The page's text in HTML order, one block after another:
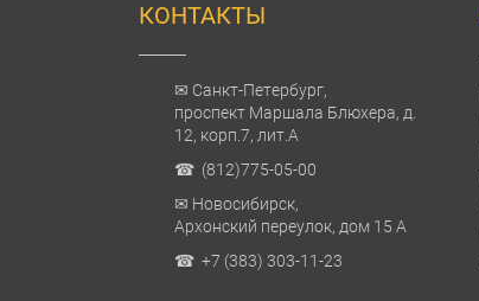
КОНТАКТЫ
✉ Санкт-Петербург,
проспект Маршала Блюхера, д.
12, корп.7, лит.А
☎ (812)775-05-00
✉ Новосибирск,
Архонский переулок, дом 15 А
☎ +7 (383) 303-11-23